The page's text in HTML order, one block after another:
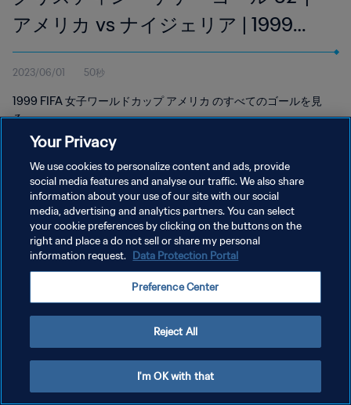
アメリカ vs ナイジェリア | 1999
FIFA 女子ワールドカップ アメリカ
2023/06/01 50秒
1999 FIFA 女子ワールドカップ アメリカ のすべてのゴールを見
る。
プライバシーポリシー
サービス利用規約
クッキー設定の管理
Your Privacy
We use cookies to personalize content and ads, provide
social media features and analyse our traffic. We also share
information about your use of our site with our social
media, advertising and analytics partners. You can select
your cookie preferences by clicking on the buttons on the
right and place a do not sell or share my personal
information request. Data Protection Portal
Preference Center
Reject All
I'm OK with that